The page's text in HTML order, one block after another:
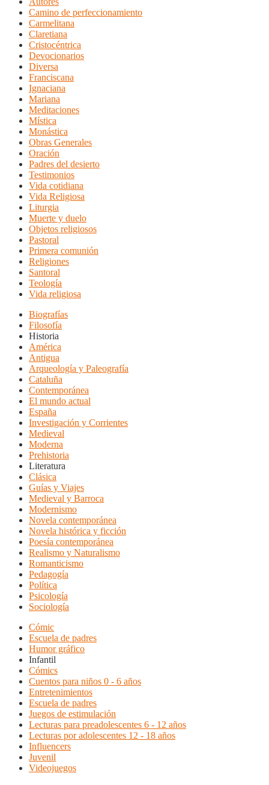
Camino de perfeccionamiento
Carmelitana
Claretiana
Cristocéntrica
Devocionarios
Diversa
Franciscana
Ignaciana
Mariana
Meditaciones
Mística
Monástica
Obras Generales
Oración
Padres del desierto
Testimonios
Vida cotidiana
Vida Religiosa
Liturgia
Muerte y duelo
Objetos religiosos
Pastoral
Primera comunión
Religiones
Santoral
Teología
Vida religiosa
Biografías
Filosofía
Historia
América
Antigua
Arqueología y Paleografía
Cataluña
Contemporánea
El mundo actual
España
Investigación y Corrientes
Medieval
Moderna
Prehistoria
Literatura
Clásica
Guías y Viajes
Medieval y Barroca
Modernismo
Novela contemporánea
Novela histórica y ficción
Poesía contemporánea
Realismo y Naturalismo
Romanticismo
Pedagogía
Política
Psicología
Sociología
Cómic
Escuela de padres
Humor gráfico
Infantil
Cómics
Cuentos para niños 0 - 6 años
Entretenimientos
Escuela de padres
Juegos de estimulación
Lecturas para preadolescentes 6 - 12 años
Lecturas por adolescentes 12 - 18 años
Influencers
Juvenil
Videojuegos